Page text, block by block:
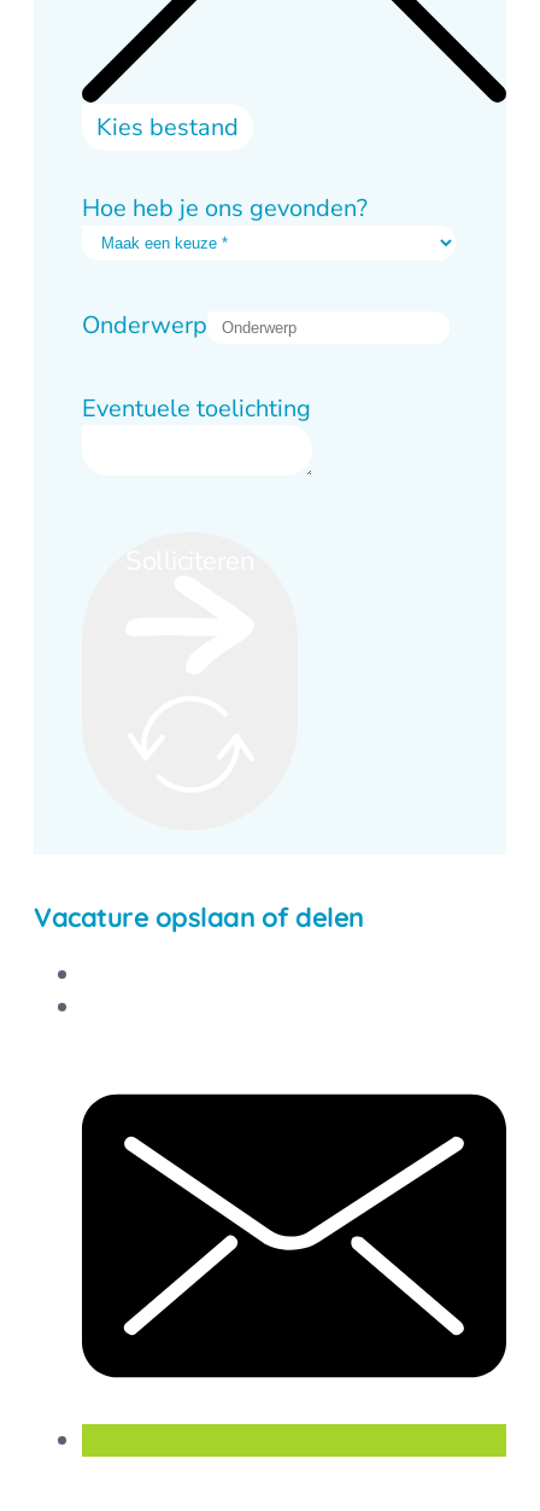
Kies bestand
Hoe heb je ons gevonden?
Onderwerp
Eventuele toelichting
Vacature opslaan of delen